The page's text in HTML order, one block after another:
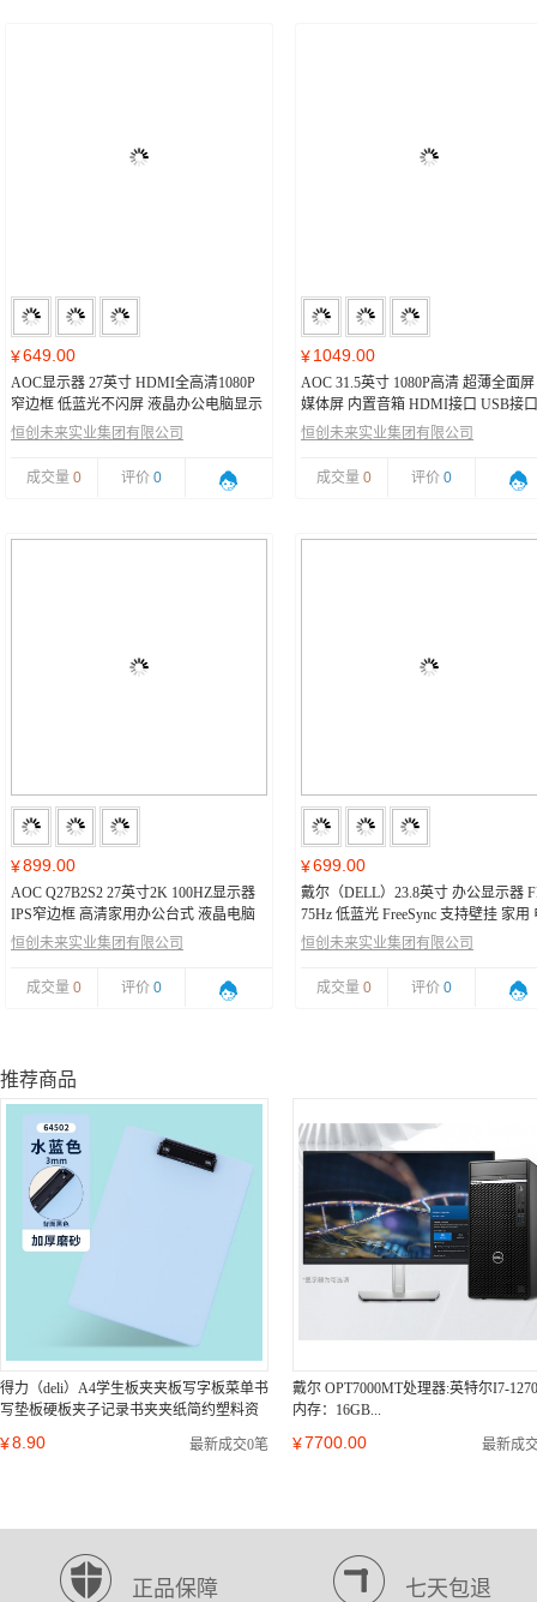
¥649.00
AOC显示器 27英寸 HDMI全高清1080P
窄边框 低蓝光不闪屏 液晶办公电脑显示
屏 100HZ VA款 27B2HM2
恒创未来实业集团有限公司
成交量 0 评价 0
¥1049.00
AOC 31.5英寸 1080P高清 超薄全面
媒体屏 内置音箱 HDMI接口 USB接
晶显示器 监视器 32M5
恒创未来实业集团有限公司
成交量 0 评价 0
¥899.00
AOC Q27B2S2 27英寸2K 100HZ显示器
IPS窄边框 高清家用办公台式 液晶电脑
屏幕 节能电脑显示屏
恒创未来实业集团有限公司
成交量 0 评价 0
¥699.00
戴尔（DELL）23.8英寸 办公显示器
75Hz 低蓝光 FreeSync 支持壁挂 家用
脑显示屏 SE2422H
恒创未来实业集团有限公司
成交量 0 评价 0
推荐商品
得力（deli）A4学生板夹夹板写字板菜单书
写垫板硬板夹子记录书夹夹纸简约塑料资
¥8.90 最新成交0笔
戴尔 OPT7000MT处理器:英特尔I7-
内存：16GB...
¥7700.00 最新成
正品保障 七天包退